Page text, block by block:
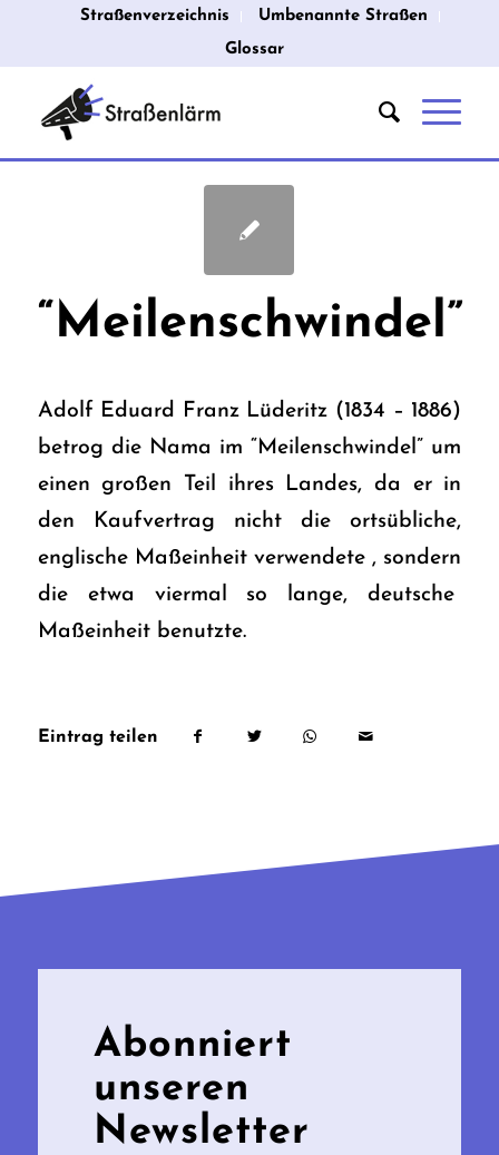
Straßenverzeichnis
Umbenannte Straßen
Glossar
“Meilenschwindel”
Adolf Eduard Franz Lüderitz (1834 – 1886)
betrog die Nama im “Meilenschwindel” um
einen großen Teil ihres Landes, da er in
den Kaufvertrag nicht die ortsübliche,
englische Maßeinheit verwendete , sondern
die etwa viermal so lange, deutsche
Maßeinheit benutzte.
Eintrag teilen
Abonniert
unseren
Newsletter